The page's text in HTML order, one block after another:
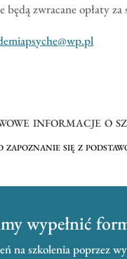
zwracane opłaty za
informacje o
zapoznanie się z
wypełnić
na szkolenia poprzez